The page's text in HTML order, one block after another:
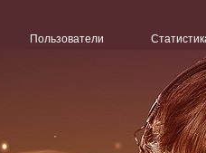
Пользователи